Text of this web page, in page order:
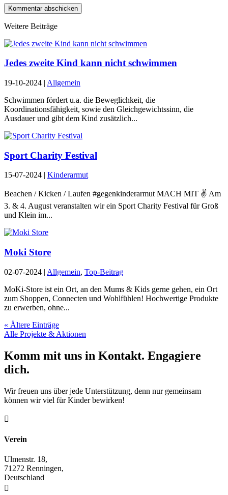
Kommentar abschicken
Weitere Beiträge
Jedes zweite Kind kann nicht schwimmen
19-10-2024 | Allgemein
Schwimmen fördert u.a. die Beweglichkeit, die
Koordinationsfähigkeit, sowie den Gleichgewichtssinn, die
Ausdauer und gibt dem Kind zusätzlich...
Sport Charity Festival
15-07-2024 | Kinderarmut
Beachen / Kicken / Laufen #gegenkinderarmut MACH MIT ✌️ Am
3. & 4. August veranstalten wir ein Sport Charity Festival für Groß
und Klein im...
Moki Store
02-07-2024 | Allgemein, Top-Beitrag
MoKi-Store ist ein Ort, an den Mums & Kids gerne gehen, ein Ort
zum Shoppen, Connecten und Wohlfühlen! Hochwertige Produkte
zu erwerben, ohne...
« Ältere Einträge
Alle Projekte & Aktionen
Komm mit uns in Kontakt. Engagiere
dich.
Wir freuen uns über jede Unterstützung, denn nur gemeinsam
können wir viel für Kinder bewirken!

Verein
Ulmenstr. 18,
71272 Renningen,
Deutschland
